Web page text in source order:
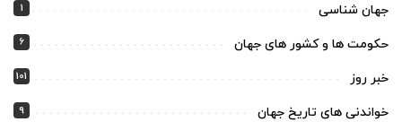
جهان شناسی 1
حکومت ها و کشور های جهان 6
خبر روز 101
خواندنی های تاریخ جهان 9